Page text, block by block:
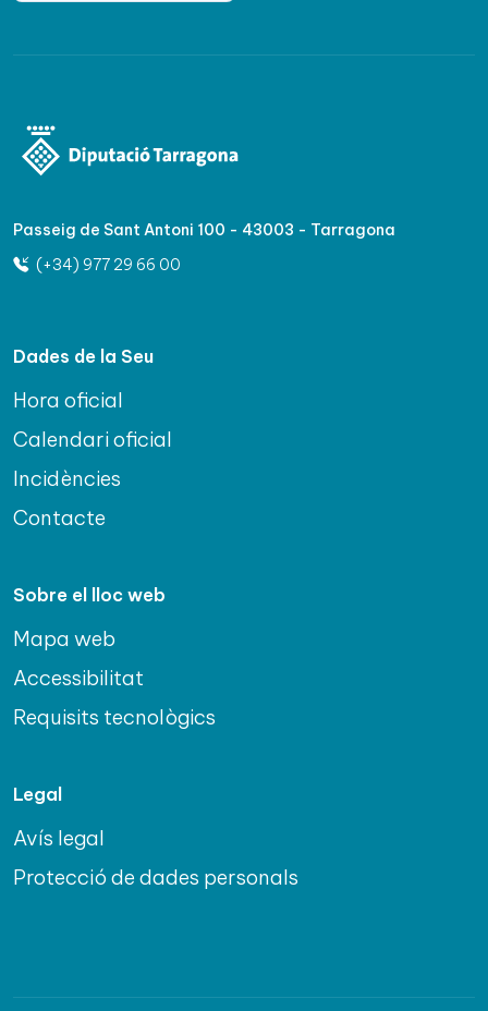
Passeig de Sant Antoni 100 - 43003 - Tarragona
(+34) 977 29 66 00
Dades de la Seu
Hora oficial
Calendari oficial
Incidències
Contacte
Sobre el lloc web
Mapa web
Accessibilitat
Requisits tecnològics
Legal
Avís legal
Protecció de dades personals